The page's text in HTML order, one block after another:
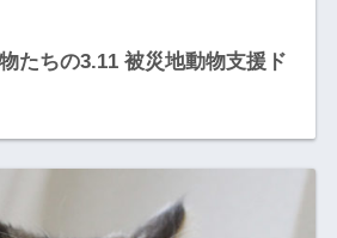
たちの3.11 被災地動物支援ド